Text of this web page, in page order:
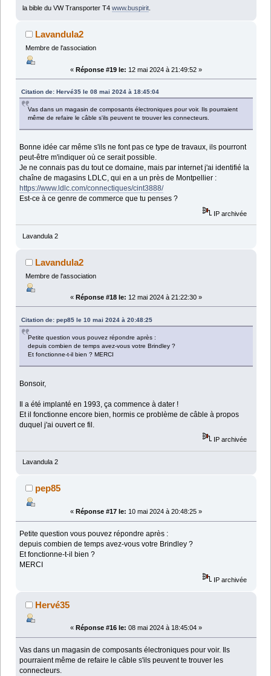
la bible du VW Transporter T4 www.buspirit.
Lavandula2
Membre de l'association
« Réponse #19 le: 12 mai 2024 à 21:49:52 »
Citation de: Hervé35 le 08 mai 2024 à 18:45:04
Vas dans un magasin de composants électroniques pour voir. Ils pourraient
même de refaire le câble s'ils peuvent te trouver les connecteurs.
Bonne idée car même s'ils ne font pas ce type de travaux, ils pourront
peut-être m'indiquer où ce serait possible.
Je ne connais pas du tout ce domaine, mais par internet j'ai identifié la
chaîne de magasins LDLC, qui en a un près de Montpellier :
https://www.ldlc.com/connectiques/cint3888/
Est-ce à ce genre de commerce que tu penses ?
IP archivée
Lavandula 2
Lavandula2
Membre de l'association
« Réponse #18 le: 12 mai 2024 à 21:22:30 »
Citation de: pep85 le 10 mai 2024 à 20:48:25
Petite question vous pouvez répondre après :
depuis combien de temps avez-vous votre Brindley ?
Et fonctionne-t-il bien ? MERCI
Bonsoir,
Il a été implanté en 1993, ça commence à dater !
Et il fonctionne encore bien, hormis ce problème de câble à propos
duquel j'ai ouvert ce fil.
IP archivée
Lavandula 2
pep85
« Réponse #17 le: 10 mai 2024 à 20:48:25 »
Petite question vous pouvez répondre après :
depuis combien de temps avez-vous votre Brindley ?
Et fonctionne-t-il bien ?
MERCI
IP archivée
Hervé35
« Réponse #16 le: 08 mai 2024 à 18:45:04 »
Vas dans un magasin de composants électroniques pour voir. Ils
pourraient même de refaire le câble s'ils peuvent te trouver les
connecteurs.